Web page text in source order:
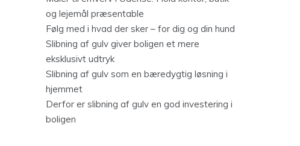
og lejemål præsentable
Følg med i hvad der sker – for dig og din hund
Slibning af gulv giver boligen et mere
eksklusivt udtryk
Slibning af gulv som en bæredygtig løsning i
hjemmet
Derfor er slibning af gulv en god investering i
boligen